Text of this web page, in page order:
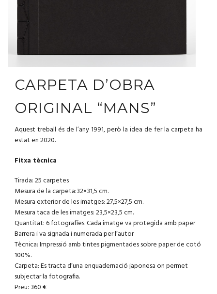
CARPETA D’OBRA
ORIGINAL “MANS”
Aquest treball és de l’any 1991, però la idea de fer la carpeta ha
estat en 2020.
Fitxa tècnica
Tirada: 25 carpetes
Mesura de la carpeta:32×31,5 cm.
Mesura exterior de les imatges: 27,5×27,5 cm.
Mesura taca de les imatges: 23,5×23,5 cm.
Quantitat: 6 fotografíes. Cada imatge va protegida amb paper
Barrera i va signada i numerada per l’autor
Tècnica: Impressió amb tintes pigmentades sobre paper de cotó
100%.
Carpeta: Es tracta d’una enquadernació japonesa on permet
subjectar la fotografia.
Preu: 360 €